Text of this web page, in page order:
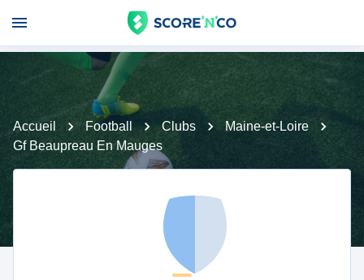
Accueil Football Clubs
Maine-et-Loire
Gf Beaupreau En Mauges